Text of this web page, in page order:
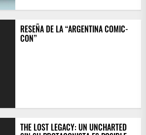
RESEÑA DE LA “ARGENTINA COMIC-
CON”
THE LOST LEGACY: UN UNCHARTED